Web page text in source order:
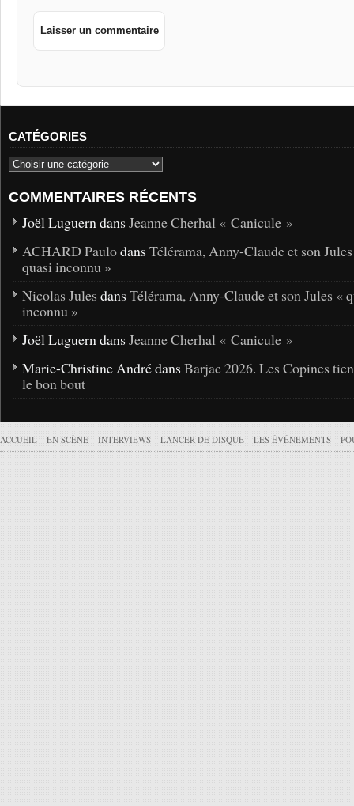
CATÉGORIES
COMMENTAIRES RÉCENTS
Joël Luguern dans Jeanne Cherhal « Canicule »
ACHARD Paulodans Télérama, Anny-Claude et son
quasi inconnu »
Nicolas Jules dans Télérama, Anny-Claude et son Jules «
inconnu »
Joël Luguern dans Jeanne Cherhal « Canicule »
Marie-Christine André dans Barjac 2026. Les Copines
le bon bout
ACCUEIL EN SCÈNE INTERVIEWS LANCER DE DISQUE LES ÉVÉNEMENTS